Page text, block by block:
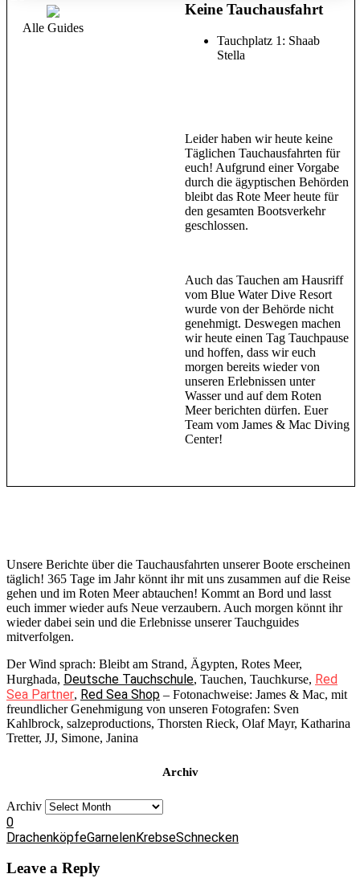
Alle Guides
Keine Tauchausfahrt
Tauchplatz 1: Shaab
Stella
Leider haben wir heute keine
Täglichen Tauchausfahrten für
euch! Aufgrund einer Vorgabe
durch die ägyptischen Behörden
bleibt das Rote Meer heute für
den gesamten Bootsverkehr
geschlossen.
Auch das Tauchen am Hausriff
vom Blue Water Dive Resort
wurde von der Behörde nicht
genehmigt. Deswegen machen
wir heute einen Tag Tauchpause
und hoffen, dass wir euch
morgen bereits wieder von
unseren Erlebnissen unter
Wasser und auf dem Roten
Meer berichten dürfen. Euer
Team vom James & Mac Diving
Center!
Unsere Berichte über die Tauchausfahrten unserer Boote erscheinen
täglich! 365 Tage im Jahr könnt ihr mit uns zusammen auf die Reise
gehen und im Roten Meer abtauchen! Kommt an Bord und lasst
euch immer wieder aufs Neue verzaubern. Auch morgen könnt ihr
wieder dabei sein und die Erlebnisse unserer Tauchguides
mitverfolgen.
Der Wind sprach: Bleibt am Strand, Ägypten, Rotes Meer,
Hurghada, Deutsche Tauchschule, Tauchen, Tauchkurse, Red
Sea Partner, Red Sea Shop – Fotonachweise: James & Mac, mit
freundlicher Genehmigung von unseren Fotografen: Sven
Kahlbrock, salzeproductions, Thorsten Rieck, Olaf Mayr, Katharina
Tretter, JJ, Simone, Janina
Archiv
Archiv
0
DrachenköpfeGarnelenKrebseSchnecken
Leave a Reply